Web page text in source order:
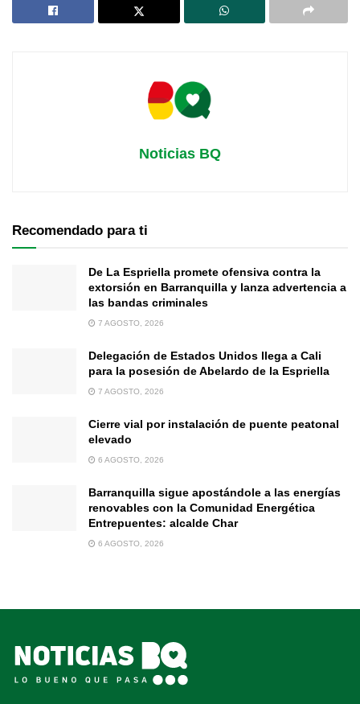
Noticias BQ
Recomendado para ti
De La Espriella promete ofensiva contra la
extorsión en Barranquilla y lanza advertencia a
las bandas criminales
7 AGOSTO, 2026
Delegación de Estados Unidos llega a Cali
para la posesión de Abelardo de la Espriella
7 AGOSTO, 2026
Cierre vial por instalación de puente peatonal
elevado
6 AGOSTO, 2026
Barranquilla sigue apostándole a las energías
renovables con la Comunidad Energética
Entrepuentes: alcalde Char
6 AGOSTO, 2026